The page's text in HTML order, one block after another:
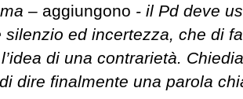
– aggiungono - il Pd deve
silenzio ed incertezza, che di
di una contrarietà.
dire finalmente una parola